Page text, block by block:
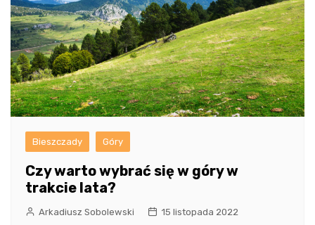
Bieszczady Góry
Czy warto wybrać się w góry w
trakcie lata?
Arkadiusz Sobolewski 15 listopada 2022